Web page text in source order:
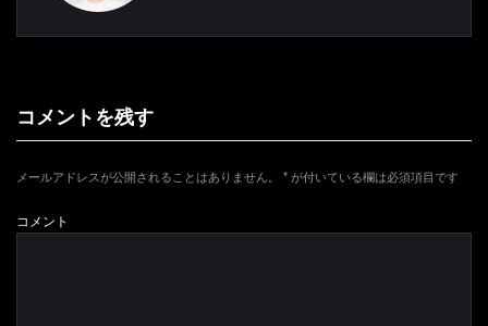
コメントを残す
メールアドレスが公開されることはありません。 *が付いている欄は必須項目です
コメント